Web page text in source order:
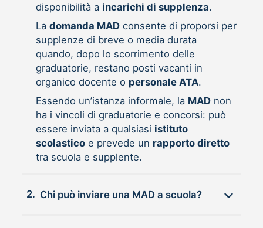
disponibilità a incarichi di supplenza.
La domanda MADconsente di proporsi per
supplenze di breve o media durata
quando, dopo lo scorrimento delle
graduatorie, restano posti vacanti in
organico docente o personale ATA.
Essendo un’istanza informale, la MADnon
ha i vincoli di graduatorie e concorsi: può
essere inviata a qualsiasi istituto
scolasticoe prevede un rapporto diretto
tra scuola e supplente.
2. Chi può inviare una MAD a scuola?